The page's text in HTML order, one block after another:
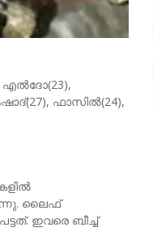
എൽദോ(23),
ഫാസിൽ(24),
ലൈഫ്
ഇവരെ ബീച്ച്